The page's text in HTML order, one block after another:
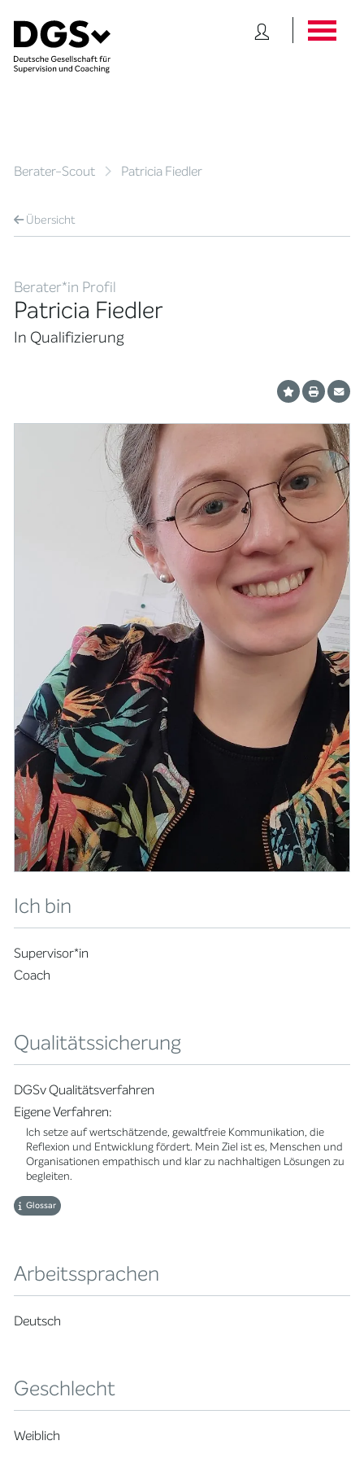
Berater-Scout Patricia Fiedler
Übersicht
Berater*in Profil
Patricia Fiedler
In Qualifizierung
Ich bin
Supervisor*in
Coach
Qualitätssicherung
DGSv Qualitätsverfahren
Eigene Verfahren:
Ich setze auf wertschätzende, gewaltfreie Kommunikation, die
Reflexion und Entwicklung fördert. Mein Ziel ist es, Menschen und
Organisationen empathisch und klar zu nachhaltigen Lösungen zu
begleiten.
Glossar
Arbeitssprachen
Deutsch
Geschlecht
Weiblich